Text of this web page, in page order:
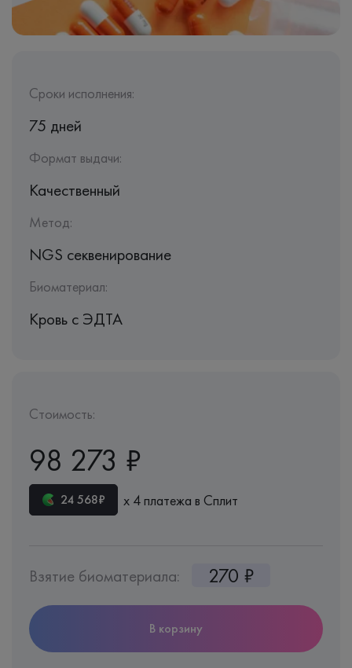
Сроки исполнения:
75 дней
Формат выдачи:
Качественный
Метод:
NGS секвенирование
Биоматериал:
Кровь c ЭДТА
Стоимость:
98 273 ₽
24 568₽ х 4 платежа в Сплит
Взятие биоматериала: 270 ₽
В корзину